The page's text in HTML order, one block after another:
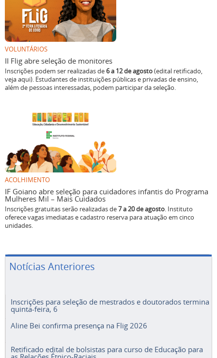
VOLUNTÁRIOS
II Flig abre seleção de monitores
Inscrições podem ser realizadas de6 a 12 de agosto(edital retificado,
veja aqui). Estudantes de instituições públicas e privadas de ensino,
além de pessoas interessadas, podem participar da seleção.
ACOLHIMENTO
IF Goiano abre seleção para cuidadores infantis do Programa
Mulheres Mil – Mais Cuidados
Inscrições gratuitas serão realizadas de7 a 20 de agosto. Instituto
oferece vagas imediatas e cadastro reserva para atuação em cinco
unidades.
Notícias Anteriores
Inscrições para seleção de mestrados e doutorados termina
quinta-feira, 6
Aline Bei confirma presença na Flig 2026
Retificado edital de bolsistas para curso de Educação para